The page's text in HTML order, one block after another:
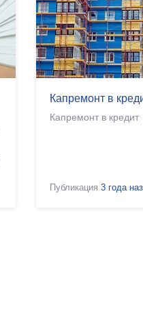
Капремонт в
Капремонт в кредит
Публикация 3 года